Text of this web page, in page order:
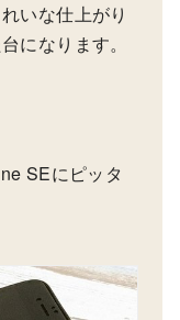
いな仕上がり
になります。
SEにピッタ